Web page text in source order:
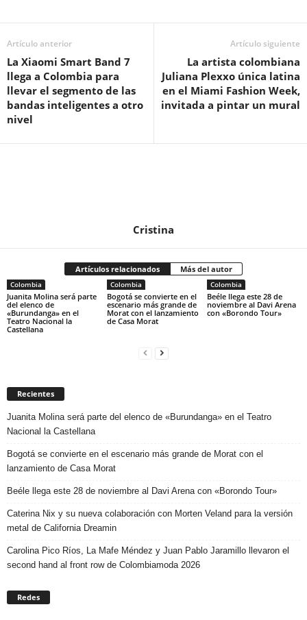
Artículo anterior
La Xiaomi Smart Band 7
llega a Colombia para
llevar el segmento de las
bandas inteligentes a otro
nivel
Artículo siguiente
La artista colombiana
Juliana Plexxo única latina
en el Miami Fashion Week,
invitada a pintar un mural
Cristina
Artículos relacionados Más del autor
Colombia
Juanita Molina será parte
del elenco de
«Burundanga» en el
Teatro Nacional la
Castellana
Colombia
Bogotá se convierte en el
escenario más grande de
Morat con el lanzamiento
de Casa Morat
Colombia
Beéle llega este 28 de
noviembre al Davi Arena
con «Borondo Tour»
Recientes
Juanita Molina será parte del elenco de «Burundanga» en el Teatro
Nacional la Castellana
Bogotá se convierte en el escenario más grande de Morat con el
lanzamiento de Casa Morat
Beéle llega este 28 de noviembre al Davi Arena con «Borondo Tour»
Caterina Nix y su nueva colaboración con Morten Veland para la versión
metal de California Dreamin
Carolina Pico Ríos, La Mafe Méndez y Juan Pablo Jaramillo llevaron el
second hand al front row de Colombiamoda 2026
Redes